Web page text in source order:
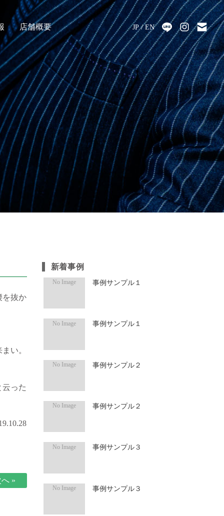
用
店舗概要
アクセス
会社情報
代表メッセージ
JP EN
を抜か
い。
った
へ »
新着事例
事例サンプル１
事例サンプル１
事例サンプル２
事例サンプル２
事例サンプル３
事例サンプル３